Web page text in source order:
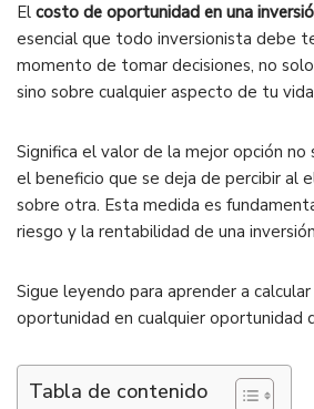
El costo de oportunidad en una
esencial que todo inversionista debe
momento de tomar decisiones, no
sino sobre cualquier aspecto de tu
Significa el valor de la mejor opción no
el beneficio que se deja de percibir al
sobre otra. Esta medida es
riesgo y la rentabilidad de una
Sigue leyendo para aprender a
oportunidad en cualquier oportunidad
Tabla de contenido